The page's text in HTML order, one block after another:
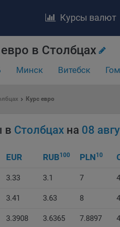
Курсы валют
в Столбцах
Минск Витебск
Курс евро
в Столбцах на 08
EUR RUB100 PLN10
3.33 3.1 7
3.41 3.63 8
3.3908 3.6365 7.8897